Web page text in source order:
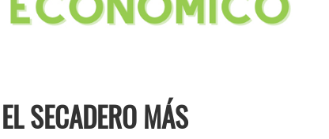
SECADERO MÁS